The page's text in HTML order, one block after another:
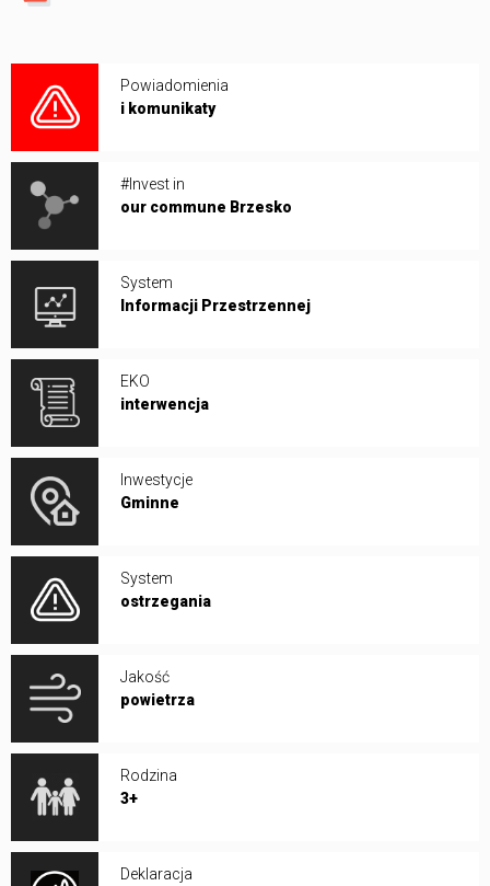
Powiadomienia
i komunikaty
#Invest in
our commune Brzesko
System
Informacji Przestrzennej
EKO
interwencja
Inwestycje
Gminne
System
ostrzegania
Jakość
powietrza
Rodzina
3+
Deklaracja